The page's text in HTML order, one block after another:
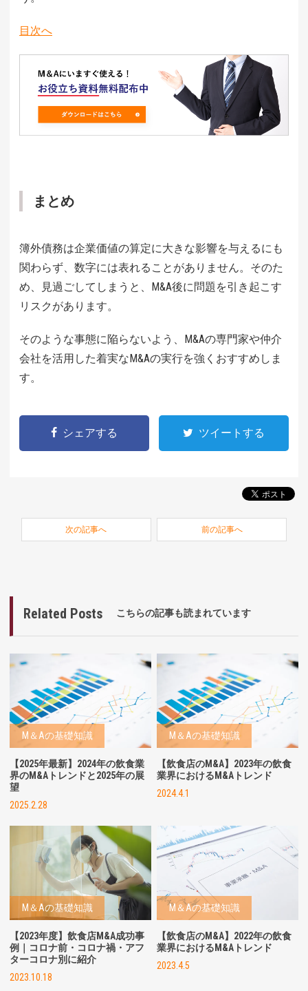
目次へ
まとめ
簿外債務は企業価値の算定に大きな影響を与えるにも
関わらず、数字には表れることがありません。そのた
め、見過ごしてしまうと、M&A後に問題を引き起こす
リスクがあります。
そのような事態に陥らないよう、M&Aの専門家や仲介
会社を活用した着実なM&Aの実行を強くおすすめしま
す。
シェアする ツイートする
次の記事へ 前の記事へ
Related Posts こちらの記事も読まれています
M＆Aの基礎知識
【2025年最新】2024年の飲食業
界のM&Aトレンドと2025年の展
望
2025.2.28
M＆Aの基礎知識
【飲食店のM&A】2023年の飲食
業界におけるM&Aトレンド
2024.4.1
M＆Aの基礎知識
【2023年度】飲食店M&A成功事
例｜コロナ前・コロナ禍・アフ
ターコロナ別に紹介
2023.10.18
M＆Aの基礎知識
【飲食店のM&A】 2022年の飲食
業界におけるM&Aトレンド
2023.4.5